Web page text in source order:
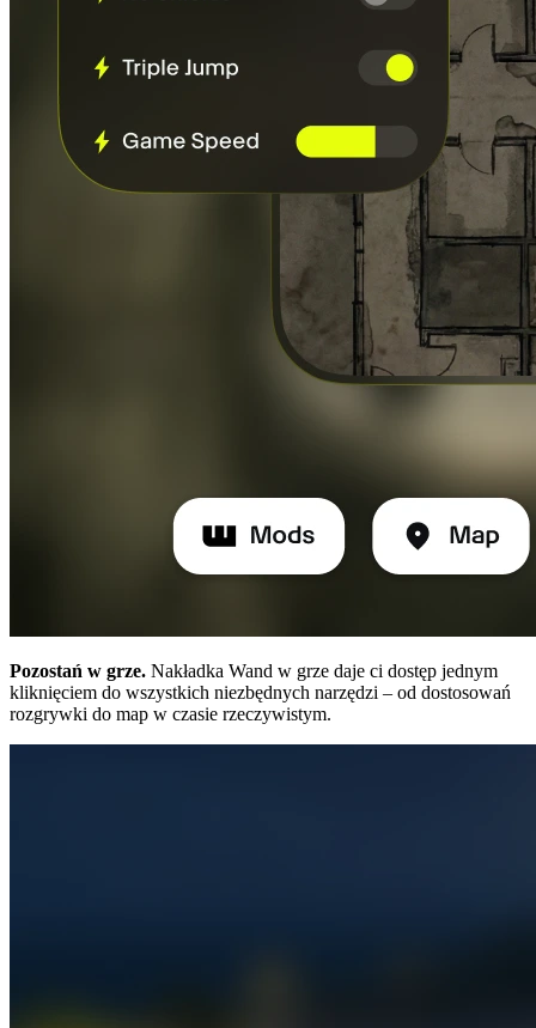
Pozostań w grze. Nakładka Wand w grze daje ci dostęp jednym
kliknięciem do wszystkich niezbędnych narzędzi – od dostosowań
rozgrywki do map w czasie rzeczywistym.